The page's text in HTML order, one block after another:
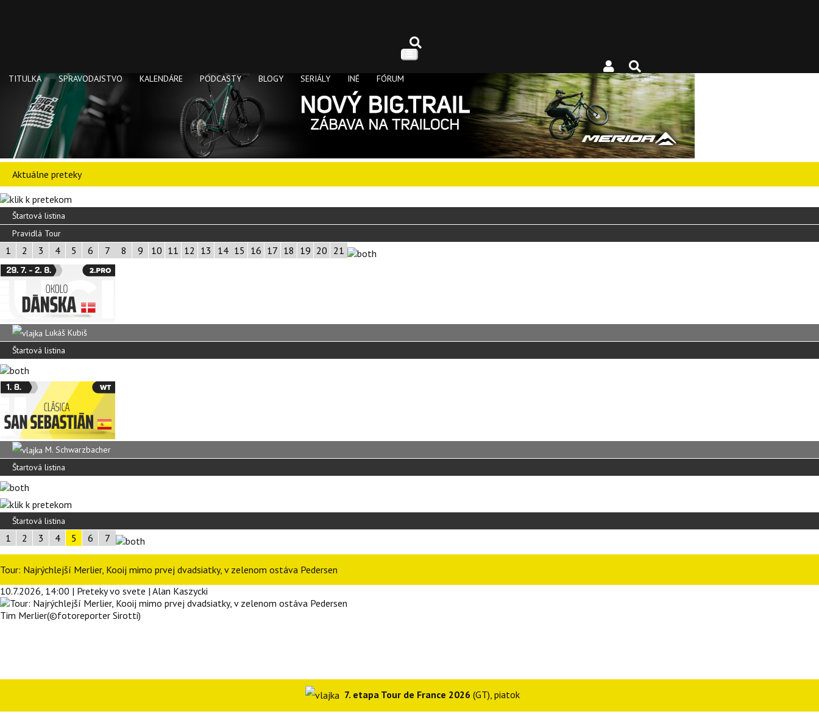
TITULKA SPRAVODAJSTVO KALENDÁRE PODCASTY BLOGY SERIÁLY INÉ FÓRUM
Aktuálne preteky
Štartová listina
Pravidlá Tour
1 2 3 4 5 6 7 8 9 10 11 12 13 14 15 16 17 18 19 20 21
Lukáš Kubiš
Štartová listina
M. Schwarzbacher
Štartová listina
Štartová listina
1 2 3 4 5 6 7
Tour: Najrýchlejší Merlier, Kooij mimo prvej dvadsiatky, v zelenom ostáva Pedersen
10.7.2026, 14:00 | Preteky vo svete | Alan Kaszycki
Tim Merlier(©fotoreporter Sirotti)
7. etapa Tour de France 2026 (GT), piatok